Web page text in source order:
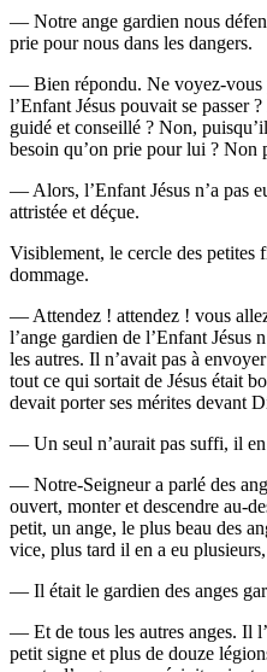
— Notre ange gar­dien nous
prie pour nous dans les dangers.
— Bien répon­du. Ne voyez-vous
l’En­fant Jésus pou­vait se pas­ser
gui­dé et conseillé ? Non,
besoin qu’on prie pour lui ?
— Alors, l’En­fant Jésus n’a pas
attris­tée et déçue.
Visi­ble­ment, le cercle des petites
dommage.
— Atten­dez ! atten­dez ! vous
l’ange gar­dien de l’En­fant Jésus
les autres. Il n’a­vait pas à
tout ce qui sor­tait de Jésus était
devait por­ter ses mérites devant
— Un seul n’au­rait pas suf­fi, il
— Notre-Sei­gneur a par­lé des
ouvert, mon­ter et des­cendre au-
petit, un ange, le plus beau des
vice, plus tard il en a eu
— Il était le gar­dien des anges
— Et de tous les autres anges. Il
petit signe et plus de douze